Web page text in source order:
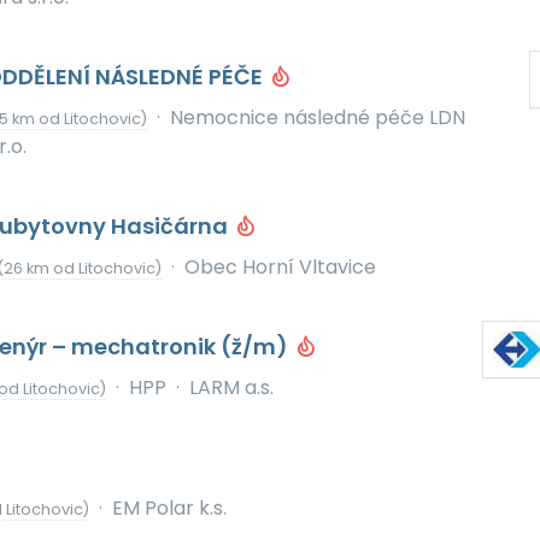
NÁSLEDNÉ PÉČE
km od Litochovic) · Nemocnice následné péče LDN
Hasičárna
(26 km od Litochovic) · Obec Horní Vltavice
– mechatronik (ž/m)
Litochovic) · HPP · LARM a.s.
Litochovic) · EM Polar k.s.